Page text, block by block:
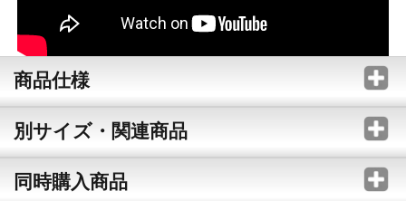
商品仕様
別サイズ・関連商品
同時購入商品